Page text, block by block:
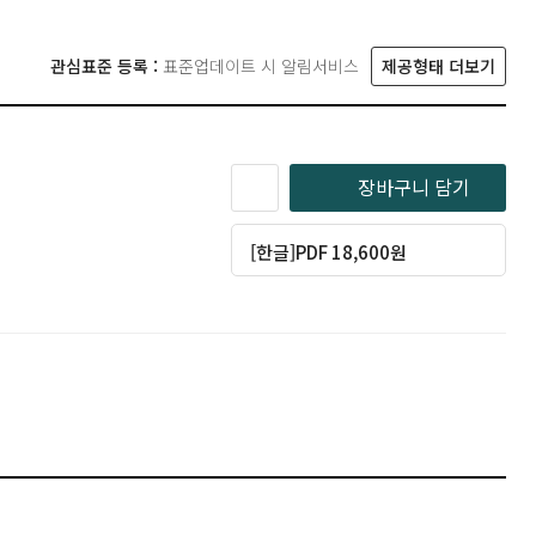
관심표준 등록 : 표준업데이트 시 알림서비스 제공형태 더보기
장바구니 담기
[한글]PDF 18,600원